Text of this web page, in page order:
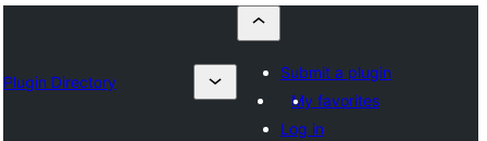
Plugin Directory
Submit a plugin
My favorites
Log in